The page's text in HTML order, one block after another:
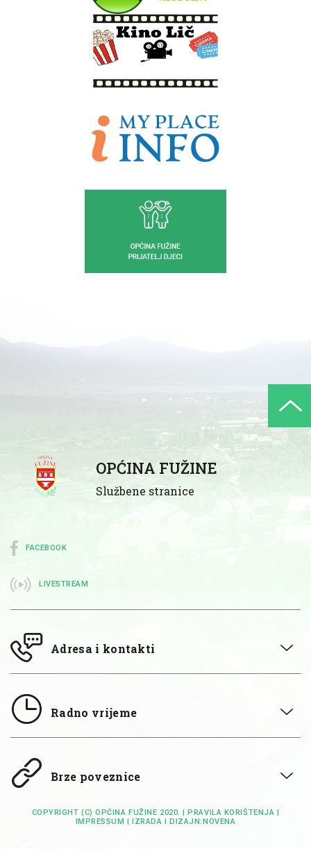
OPĆINA FUŽINE
Službene stranice
FACEBOOK
LIVESTREAM
Adresa i kontakti
Radno vrijeme
Brze poveznice
COPYRIGHT (C) OPĆINA FUŽINE 2020. |PRAVILA KORIŠTENJA |
IMPRESSUM | IZRADA I DIZAJN:NOVENA